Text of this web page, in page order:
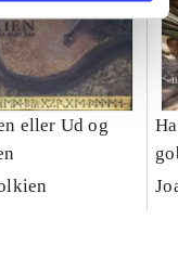
eller Ud og